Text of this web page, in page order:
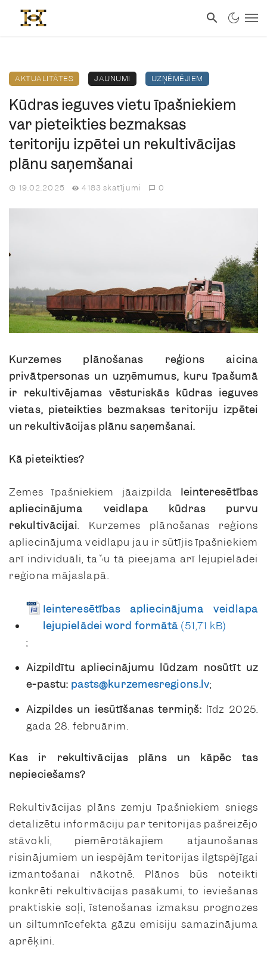
AKTUALITĀTES JAUNUMI UZŅĒMĒJIEM
Kūdras ieguves vietu īpašniekiem
var pieteikties bezmaksas
teritoriju izpētei un rekultivācijas
plānu saņemšanai
19.02.2025 4183 skatījumi 0
Kurzemes plānošanas reģions aicina
privātpersonas un uzņēmumus, kuru īpašumā
ir rekultivējamas vēsturiskās kūdras ieguves
vietas, pieteikties bezmaksas teritoriju izpētei
un rekultivācijas plānu saņemšanai.
Kā pieteikties?
Zemes īpašniekiem jāaizpilda Ieinteresētības
apliecinājuma veidlapa kūdras purvu
rekultivācijai. Kurzemes plānošanas reģions
apliecinājuma veidlapu jau ir sūtījis īpašniekiem
arī individuāli, taču tā pieejama arī lejupielādei
reģiona mājaslapā.
Ieinteresētības apliecinājuma veidlapa
lejupielādei word formātā
;
Aizpildītu apliecinājumu lūdzam nosūtīt uz
e-pastu: pasts@kurzemesregions.lv;
Aizpildes un iesūtīšanas termiņš: līdz 2025.
gada 28. februārim.
Kas ir rekultivācijas plāns un kāpēc tas
nepieciešams?
Rekultivācijas plāns zemju īpašniekiem sniegs
detalizētu informāciju par teritorijas pašreizējo
stāvokli, piemērotākajiem atjaunošanas
risinājumiem un iespējām teritorijas ilgtspējīgai
izmantošanai nākotnē. Plānos būs noteikti
konkrēti rekultivācijas pasākumi, to ieviešanas
praktiskie soļi, īstenošanas izmaksu prognozes
un siltumnīcefekta gāzu emisiju samazinājuma
aprēķini.